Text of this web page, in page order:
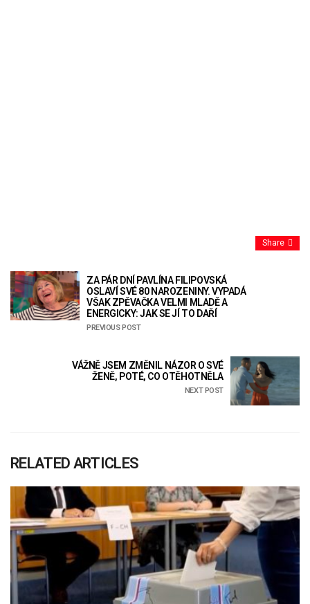
Share
ZA PÁR DNÍ PAVLÍNA FILIPOVSKÁ
OSLAVÍ SVÉ 80 NAROZENINY. VYPADÁ
VŠAK ZPĚVAČKA VELMI MLADĚ A
ENERGICKY: JAK SE JÍ TO DAŘÍ
PREVIOUS POST
VÁŽNĚ JSEM ZMĚNIL NÁZOR O SVÉ
ŽENĚ, POTÉ, CO OTĚHOTNĚLA
NEXT POST
RELATED ARTICLES